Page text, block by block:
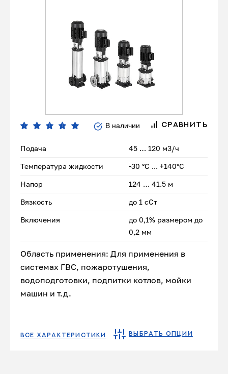
В наличии СРАВНИТЬ
Подача 45 … 120 м3/ч
Температура жидкости -30 °С ... +140°С
Напор 124 … 41.5 м
Вязкость до 1 сСт
Включения
до 0,1% размером до
0,2 мм
Область применения: Для применения в
системах ГВС, пожаротушения,
водоподготовки, подпитки котлов, мойки
машин и т.д.
ВСЕ ХАРАКТЕРИСТИКИ ВЫБРАТЬ ОПЦИИ